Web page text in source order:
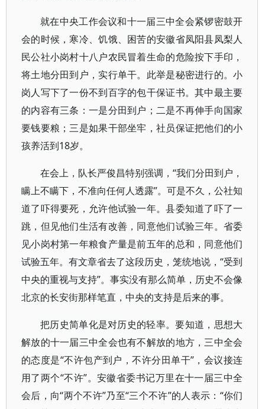
就在中央工作会议和十一届三中全会紧锣密鼓开
会的时候，寒冷、饥饿、困苦的安徽省凤阳县凤梨人
民公社小岗村十八户农民冒着生命的危险按下手印，
将土地分田到户，实行单干。此举是秘密进行的。小
岗人写下了一份不到百字的包干保证书。其中最主要
的内容有三条：一是分田到户；二是不再伸手向国家
要钱要粮；三是如果干部坐牢，社员保证把他们的小
孩养活到18岁。
在会上，队长严俊昌特别强调，“我们分田到户，
瞒上不瞒下，不准向任何人透露”。可是不久，公社知
道了吓得要死，允许他试验一年。县委知道了吓了一
跳，但见他们生活有改善，同意他们试验三年。省委
见小岗村第一年粮食产量是前五年的总和，同意他们
试验五年。有文章省去了这段历史，笼统地说，“受到
中央的重视与支持”。事实没有那么简单，历史不会像
北京的长安街那样笔直，中央的支持是后来的事。
把历史简单化是对历史的轻率。要知道，思想大
解放的十一届三中全会也有不解放的地方，三中全会
的态度是“不许包产到户，不许分田单干”，会议接连
用了两个“不许”。安徽省委书记万里在十一届三中全
会后，向“两个不许”乃至“三个不许”的人表示：“你们